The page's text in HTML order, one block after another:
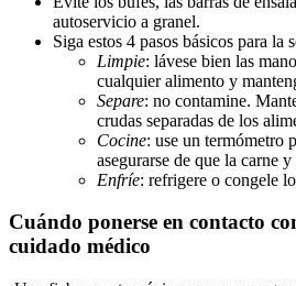
autoservicio a granel.
Siga estos 4 pasos básicos para la
Limpie: lávese bien las
cualquier alimento y
Separe: no contamine.
crudas separadas de los
Cocine: use un termómetro
asegurarse de que la carne
Enfríe: refrigere o congele
Cuándo ponerse en contacto
cuidado médico